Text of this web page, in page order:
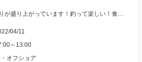
愛知県内出船のアマダイ釣りが盛り上がっています！釣って楽しい！食べて美味しいアマダイを釣ってみませんか？
04/11
～13:00
オフショア